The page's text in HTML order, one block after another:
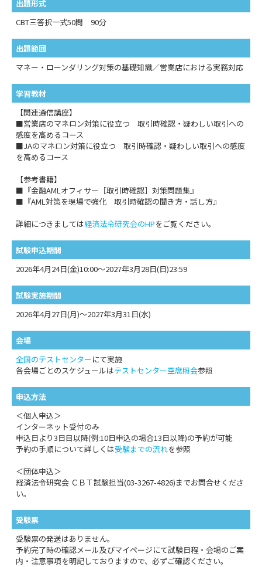
出題形式
CBT三答択一式50問 90分
出題範囲
マネー・ローンダリング対策の基礎知識／営業店における実務対応
学習教材
【関連通信講座】
■営業店のマネロン対策に役立つ 取引時確認・疑わしい取引への
感度を高めるコース
■JAのマネロン対策に役立つ 取引時確認・疑わしい取引への感度
を高めるコース
【参考書籍】
■『金融AMLオフィサー［取引時確認］対策問題集』
■『AML対策を現場で強化 取引時確認の聞き方・話し方』
詳細につきましては経済法令研究会のHPをご覧ください。
試験申込期間
2026年4月24日(金)10:00～2027年3月28日(日)23:59
試験実施期間
2026年4月27日(月)～2027年3月31日(水)
会場
全国のテストセンターにて実施
各会場ごとのスケジュールはテストセンター空席照会参照
申込方法
＜個人申込＞
インターネット受付のみ
申込日より3日目以降(例:10日申込の場合13日以降)の予約が可能
予約の手順について詳しくは受験までの流れを参照
＜団体申込＞
経済法令研究会 ＣＢＴ試験担当(03-3267-4826)までお問合せくださ
い。
受験票
受験票の発送はありません。
予約完了時の確認メール及びマイページにて試験日程・会場のご案
内・注意事項を明記しておりますので、必ずご確認ください。